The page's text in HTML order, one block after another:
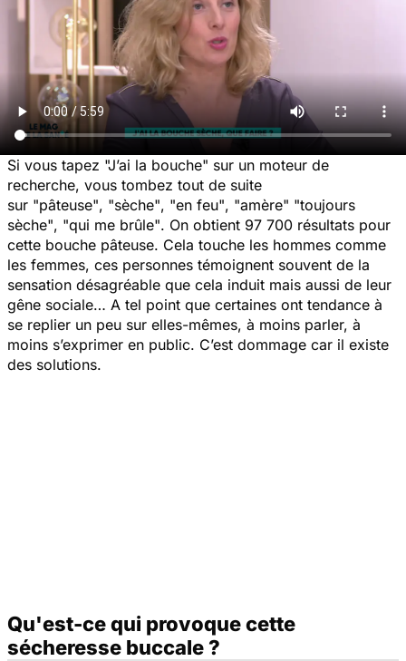
Si vous tapez "J’ai la bouche" sur un moteur de
recherche, vous tombez tout de suite
sur "pâteuse", "sèche", "en feu", "amère" "toujours
sèche", "qui me brûle". On obtient 97 700 résultats pour
cette bouche pâteuse. Cela touche les hommes comme
les femmes, ces personnes témoignent souvent de la
sensation désagréable que cela induit mais aussi de leur
gêne sociale… A tel point que certaines ont tendance à
se replier un peu sur elles-mêmes, à moins parler, à
moins s’exprimer en public. C’est dommage car il existe
des solutions.
Qu'est-ce qui provoque cette
sécheresse buccale ?